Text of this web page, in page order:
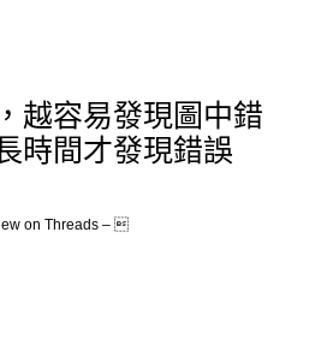
越容易發現圖中錯
時間才發現錯誤
on Threads – 